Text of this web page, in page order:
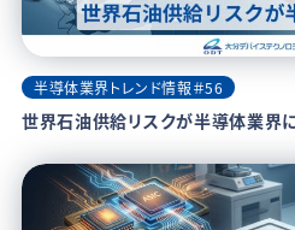
半導体業界トレンド情報＃56
世界石油供給リスクが半導体業界